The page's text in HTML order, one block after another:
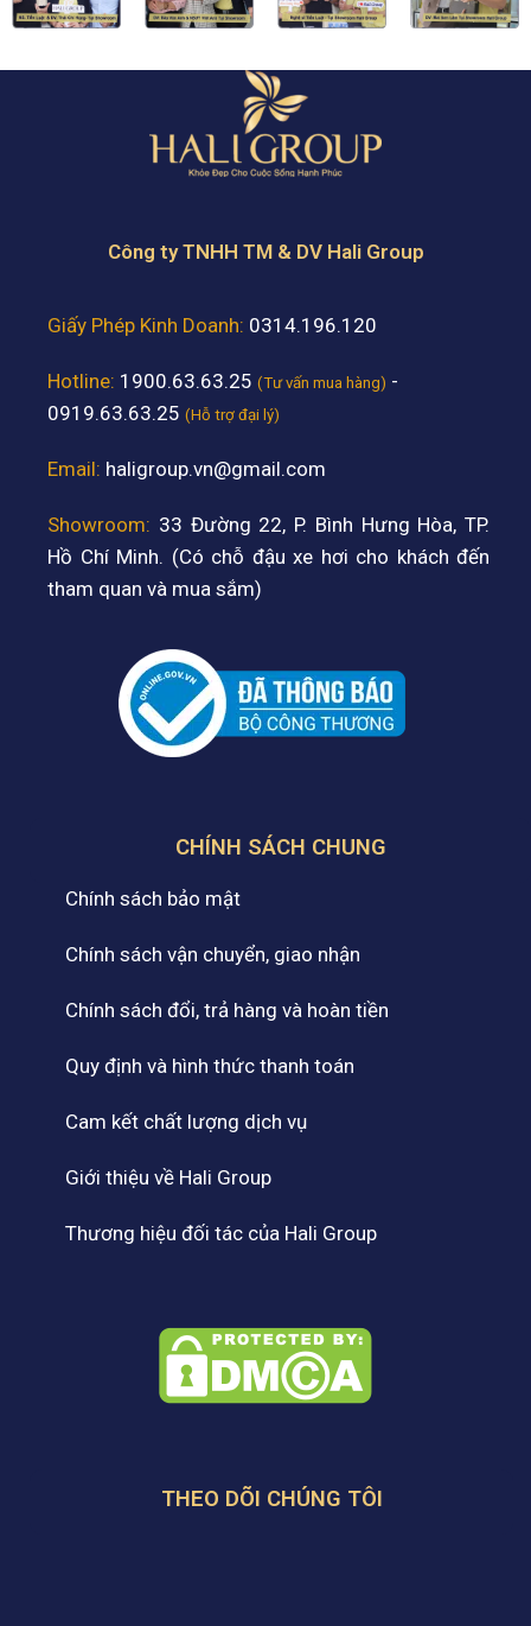
Công ty TNHH TM & DV Hali Group
Giấy Phép Kinh Doanh: 0314.196.120
Hotline: 1900.63.63.25 (Tư vấn mua hàng) -
0919.63.63.25 (Hỗ trợ đại lý)
Email: haligroup.vn@gmail.com
Showroom: 33 Đường 22, P. Bình Hưng Hòa, TP.
Hồ Chí Minh. (Có chỗ đậu xe hơi cho khách đến
tham quan và mua sắm)
CHÍNH SÁCH CHUNG
Chính sách bảo mật
Chính sách vận chuyển, giao nhận
Chính sách đổi, trả hàng và hoàn tiền
Quy định và hình thức thanh toán
Cam kết chất lượng dịch vụ
Giới thiệu về Hali Group
Thương hiệu đối tác của Hali Group
THEO DÕI CHÚNG TÔI